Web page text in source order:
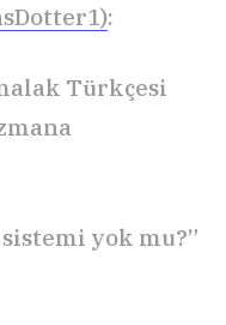
:
Türkçesi
yok mu?”